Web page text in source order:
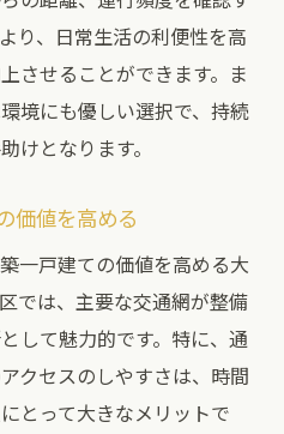
り、日常生活の利便性を高
させることができます。ま
境にも優しい選択で、持続
けとなります。
価値を高める
一戸建ての価値を高める大
では、主要な交通網が整備
して魅力的です。特に、通
クセスのしやすさは、時間
とって大きなメリットで